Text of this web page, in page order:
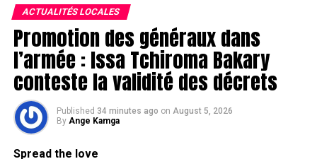
ACTUALITÉS LOCALES
Promotion des généraux dans
l’armée : Issa Tchiroma Bakary
conteste la validité des décrets
Published 34 minutes ago on August 5, 2026
By Ange Kamga
Spread the love